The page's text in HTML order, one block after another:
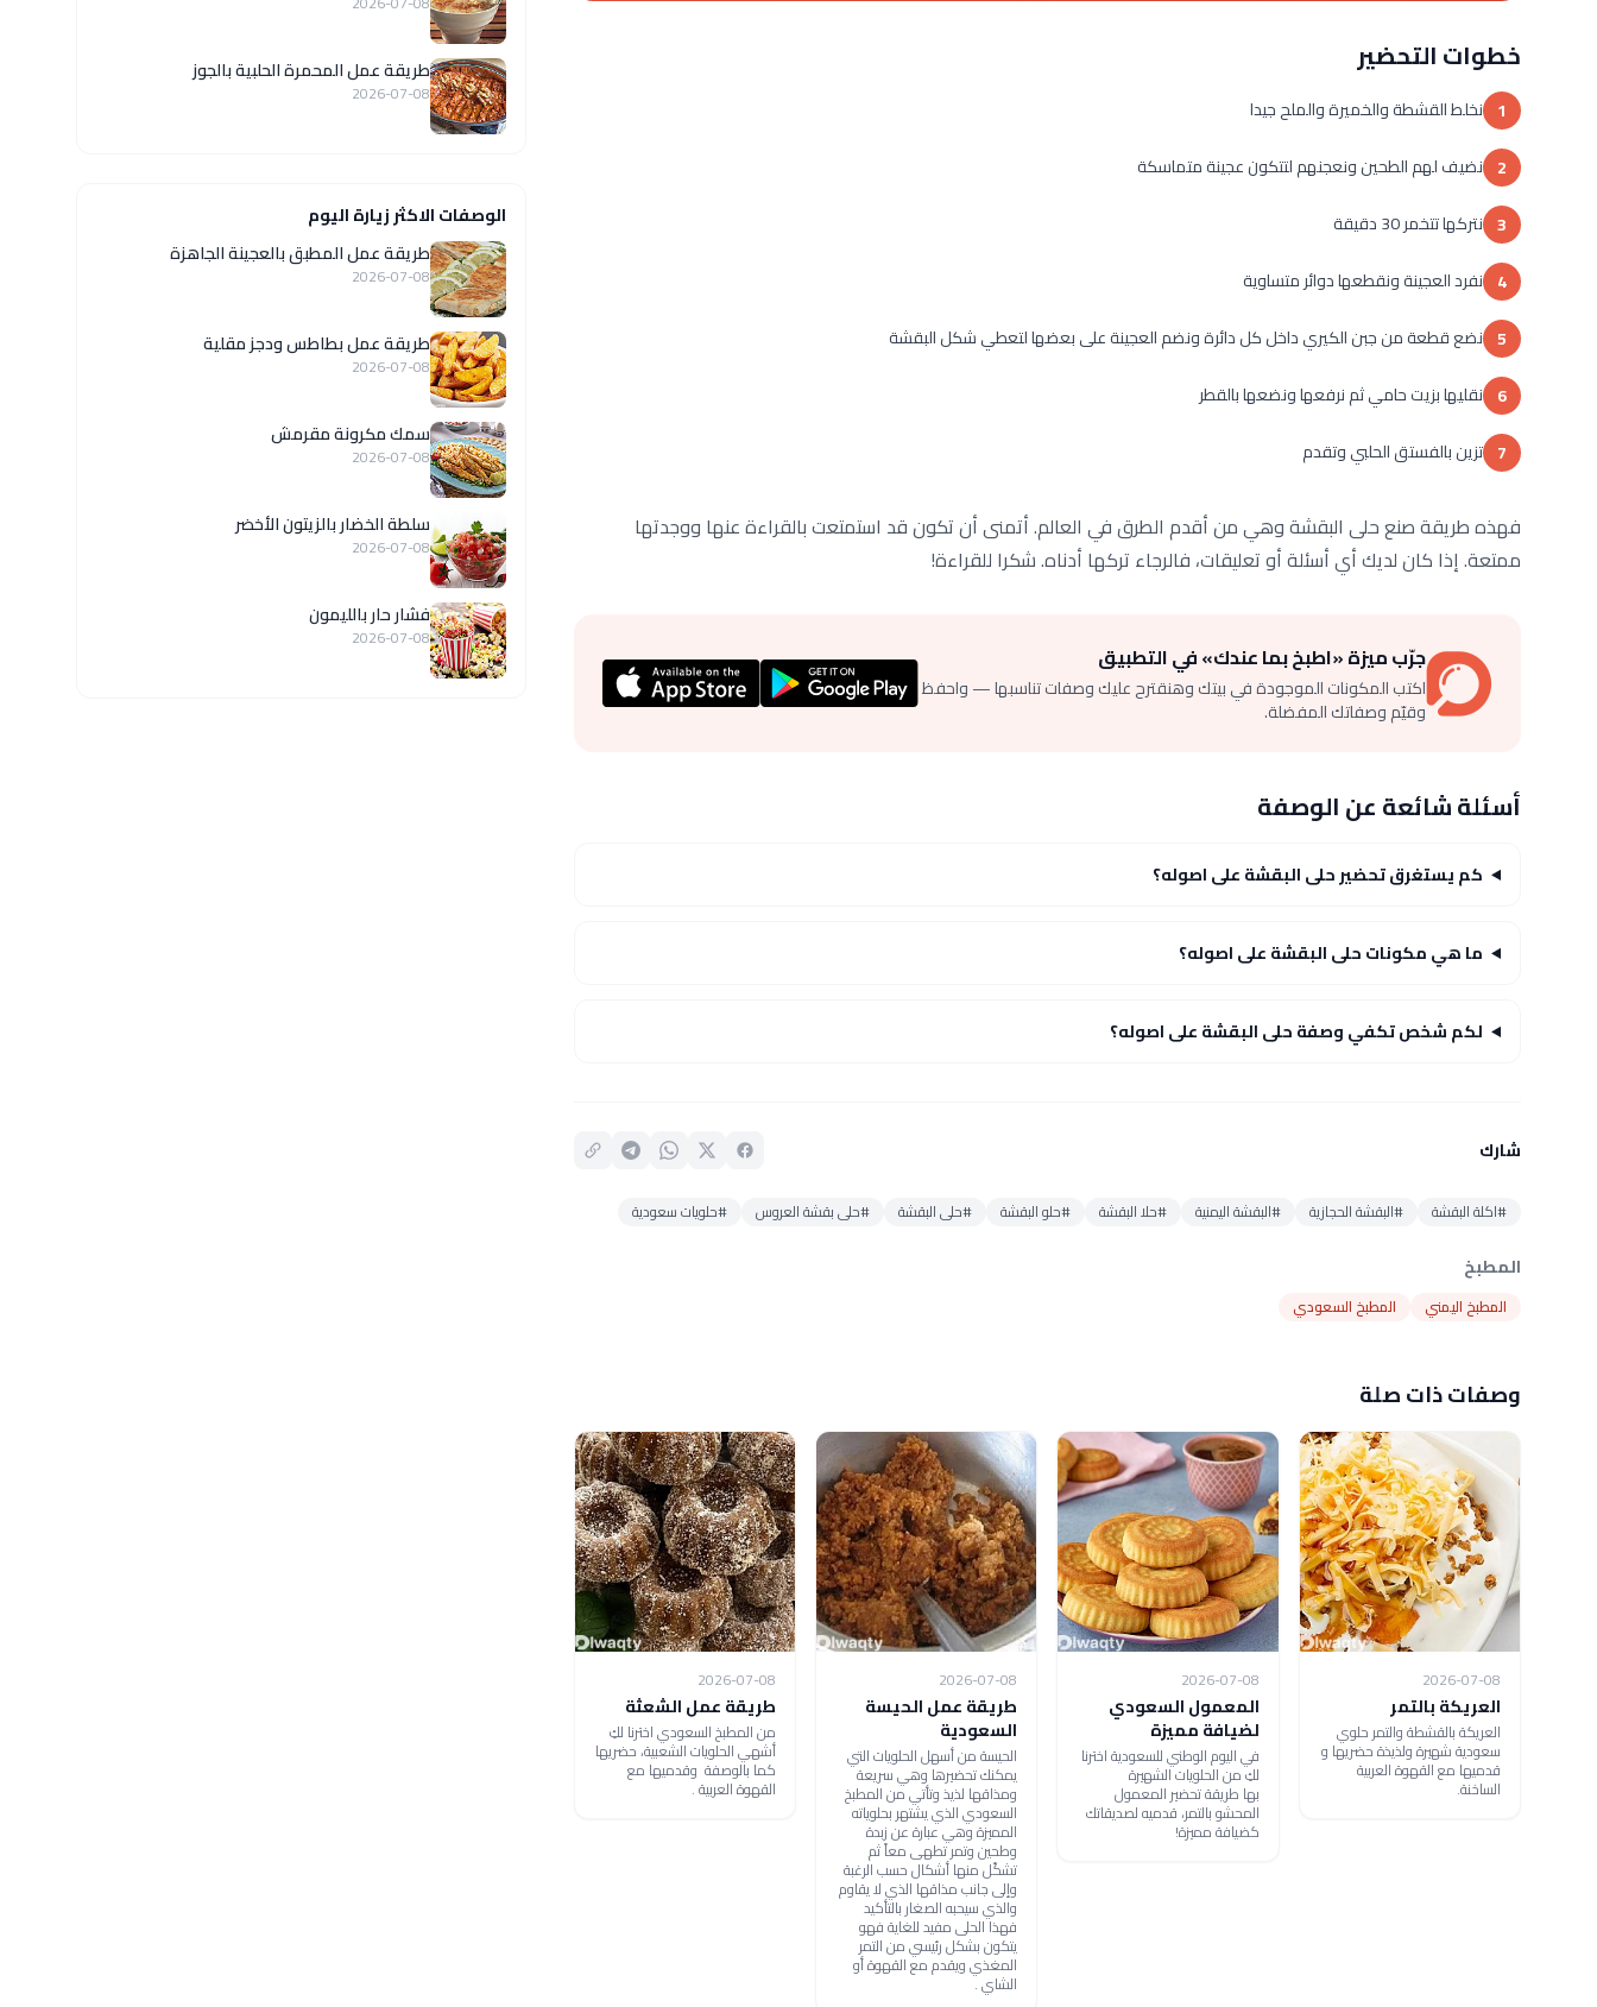
خطوات التحضير
1 نخلط القشطة والخميرة والملح جيدا
2 نضيف لهم الطحين ونعجنهم لتتكون عجينة متماسكة
3 نتركها تتخمر 30 دقيقة
4 نفرد العجينة ونقطعها دوائر متساوية
5 نضع قطعة من جبن الكيري داخل كل دائرة ونضم العجينة على بعضها لتعطي شكل البقشة
6 نقليها بزيت حامي ثم نرفعها ونضعها بالقطر
7 تزين بالفستق الحلبي وتقدم
فهذه طريقة صنع حلى البقشة وهي من أقدم الطرق في العالم. أتمنى أن تكون قد استمتعت بالقراءة عنها ووجدتها
ممتعة. إذا كان لديك أي أسئلة أو تعليقات، فالرجاء تركها أدناه. شكرا للقراءة!
جرّب ميزة «اطبخ بما عندك» في التطبيق
اكتب المكونات الموجودة في بيتك وهنقترح عليك وصفات تناسبها — واحفظ
وقيّم وصفاتك المفضلة.
أسئلة شائعة عن الوصفة
كم يستغرق تحضير حلى البقشة على اصوله؟
ما هي مكونات حلى البقشة على اصوله؟
لكم شخص تكفي وصفة حلى البقشة على اصوله؟
شارك
#اكلة البقشة #البقشة الحجازية #البقشة اليمنية #حلا البقشة #حلو البقشة #حلى البقشة #حلى بقشة العروس #حلويات سعودية
المطبخ
المطبخ اليمني المطبخ السعودي
وصفات ذات صلة
2026-07-08
العريكة بالتمر
العريكة بالقشطة والتمر حلوي
سعودية شهيرة ولذيذة حضريها و
قدميها مع القهوة العربية
الساخنة.
2026-07-08
المعمول السعودي
لضيافة مميزة
في اليوم الوطني للسعودية اخترنا
لكِ من الحلويات الشهيرة
بها طريقة تحضير المعمول
المحشو بالتمر، قدميه لصديقاتك
كضيافة مميزة!
2026-07-08
طريقة عمل الحيسة
السعودية
الحيسة من أسهل الحلويات التي
يمكنك تحضيرها وهي سريعة
ومذاقها لذيذ وتأتي من المطبخ
السعودي الذي يشتهر بحلوياته
المميزة وهي عبارة عن زبدة
وطحين وتمر تطهى معاً ثم
تشكّل منها أشكال حسب الرغبة
وإلى جانب مذاقها الذي لا يقاوم
والذي سيحبه الصغار بالتأكيد
فهذا الحلى مفيد للغاية فهو
يتكون بشكل رئيسي من التمر
المغذي ويقدم مع القهوة أو
الشاي .
2026-07-08
طريقة عمل الشعثة
من المطبخ السعودي اخترنا لكِ
أشهي الحلويات الشعبية، حضريها
كما بالوصفة وقدميها مع
القهوة العربية .
طريقة عمل المحمرة الحلبية بالجوز
2026-07-08
الوصفات الاكثر زيارة اليوم
طريقة عمل المطبق بالعجينة الجاهزة
2026-07-08
طريقة عمل بطاطس ودجز مقلية
2026-07-08
سمك مكرونة مقرمش
2026-07-08
سلطة الخضار بالزيتون الأخضر
2026-07-08
فشار حار بالليمون
2026-07-08